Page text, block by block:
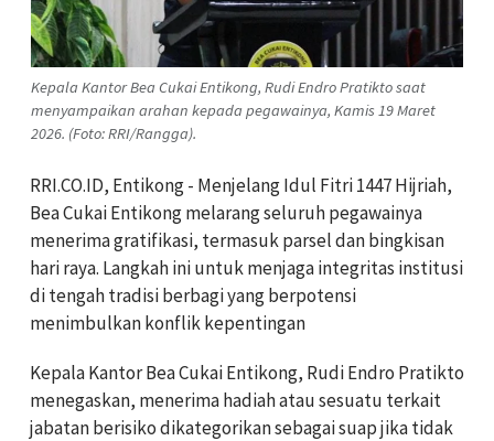
Kepala Kantor Bea Cukai Entikong, Rudi Endro Pratikto saat
menyampaikan arahan kepada pegawainya, Kamis 19 Maret
2026. (Foto: RRI/Rangga).
RRI.CO.ID, Entikong - Menjelang Idul Fitri 1447 Hijriah,
Bea Cukai Entikong melarang seluruh pegawainya
menerima gratifikasi, termasuk parsel dan bingkisan
hari raya. Langkah ini untuk menjaga integritas institusi
di tengah tradisi berbagi yang berpotensi
menimbulkan konflik kepentingan
Kepala Kantor Bea Cukai Entikong, Rudi Endro Pratikto
menegaskan, menerima hadiah atau sesuatu terkait
jabatan berisiko dikategorikan sebagai suap jika tidak